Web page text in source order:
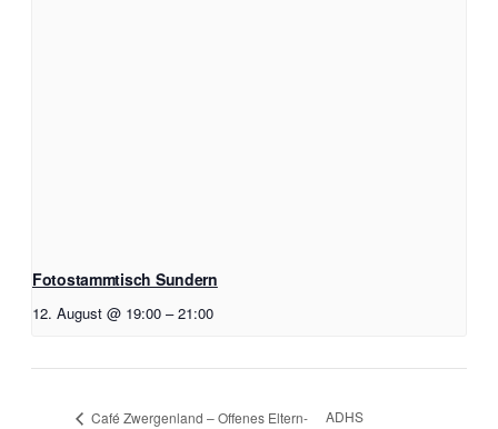
Fotostammtisch Sundern
12. August @ 19:00 – 21:00
Café Zwergenland – Offenes Eltern- ADHS